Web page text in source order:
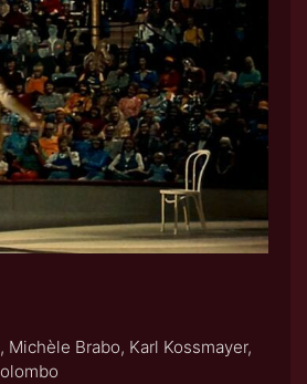
Michèle Brabo, Karl Kossmayer,